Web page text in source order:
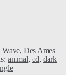
Wave, Des Ames
animal, cd, dark